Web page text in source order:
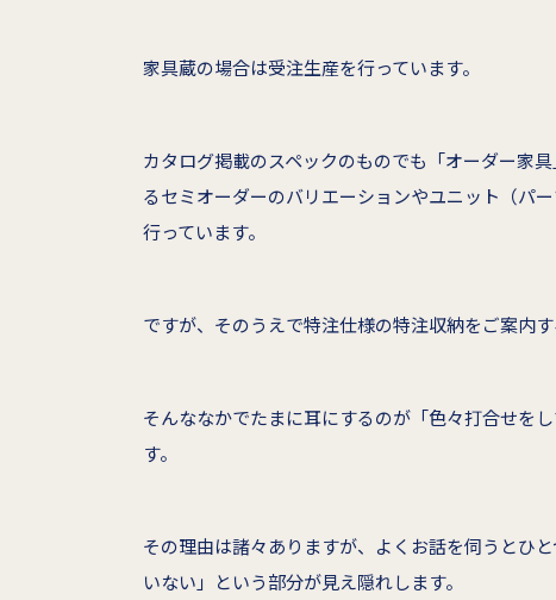
家具蔵の場合は受注生産を行っています。
カタログ掲載のスペックのものでも「オーダー家
るセミオーダーのバリエーションやユニット（パ
行っています。
ですが、そのうえで特注仕様の特注収納をご案内す
そんななかでたまに耳にするのが「色々打合せを
す。
その理由は諸々ありますが、よくお話を伺うとひ
いない」という部分が見え隠れします。